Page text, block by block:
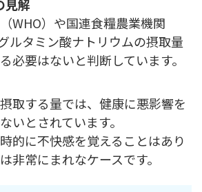
見解
WHO）や国連食糧農業機関
グルタミン酸ナトリウムの摂取量
必要はないと判断しています。
取する量では、健康に悪影響を
いとされています。
的に不快感を覚えることはあり
非常にまれなケースです。